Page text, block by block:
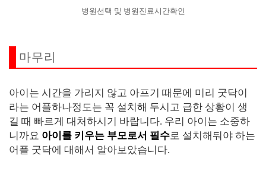
병원선택 및 병원진료시간확인
마무리
아이는 시간을 가리지 않고 아프기 때문에 미리 굿닥이
라는 어플하나정도는 꼭 설치해 두시고 급한 상황이 생
길 때 빠르게 대처하시기 바랍니다. 우리 아이는 소중하
니까요 아이를 키우는 부모로서 필수로 설치해둬야 하는
어플 굿닥에 대해서 알아보았습니다.